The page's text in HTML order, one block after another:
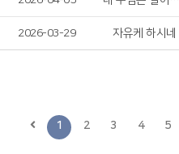
2026-03-29 자유케 하시네
1 2 3 4 5